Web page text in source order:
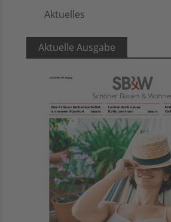
Aktuelles
Aktuelle Ausgabe